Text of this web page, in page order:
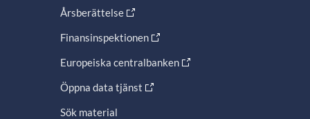
Årsberättelse
Finansinspektionen
Europeiska centralbanken
Öppna data tjänst
Sök material